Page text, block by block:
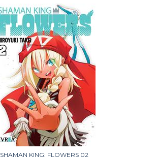
SHAMAN KING: FLOWERS 02